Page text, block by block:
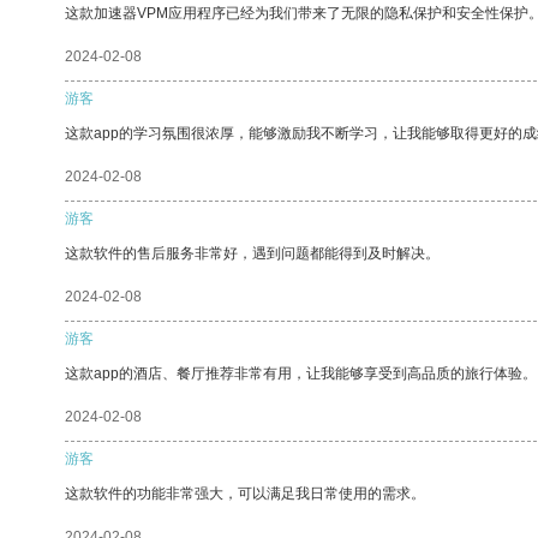
这款加速器VPM应用程序已经为我们带来了无限的隐私保护和安全性保护
2024-02-08
游客
这款app的学习氛围很浓厚，能够激励我不断学习，让我能够取得更好的
2024-02-08
游客
这款软件的售后服务非常好，遇到问题都能得到及时解决。
2024-02-08
游客
这款app的酒店、餐厅推荐非常有用，让我能够享受到高品质的旅行体验。
2024-02-08
游客
这款软件的功能非常强大，可以满足我日常使用的需求。